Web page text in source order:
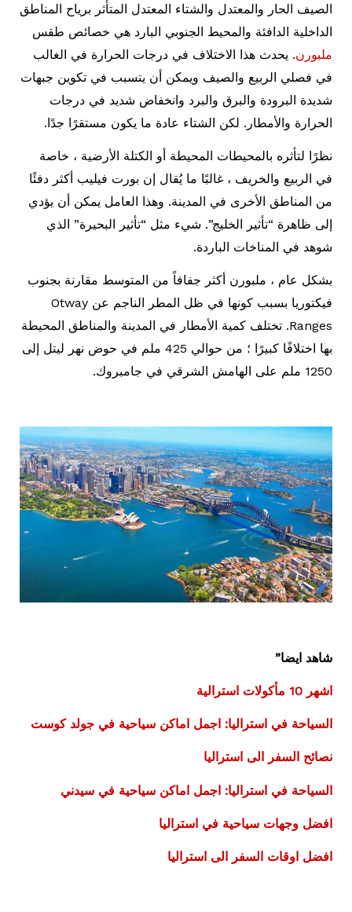
الصيف الحار والمعتدل والشتاء المعتدل المتأثر برياح المناطق
الداخلية الدافئة والمحيط الجنوبي البارد هي خصائص طقس
ملبورن. يحدث هذا الاختلاف في درجات الحرارة في الغالب
في فصلي الربيع والصيف ويمكن أن يتسبب في تكوين جبهات
شديدة البرودة والبرق والبرد وانخفاض شديد في درجات
الحرارة والأمطار. لكن الشتاء عادة ما يكون مستقرًا جدًا.
نظرًا لتأثره بالمحيطات المحيطة أو الكتلة الأرضية ، خاصة
في الربيع والخريف ، غالبًا ما يُقال إن بورت فيليب أكثر دفئًا
من المناطق الأخرى في المدينة. وهذا العامل يمكن أن يؤدي
إلى ظاهرة “تأثير الخليج”. شيء مثل “تأثير البحيرة” الذي
شوهد في المناخات الباردة.
بشكل عام ، ملبورن أكثر جفافاً من المتوسط ​​مقارنة بجنوب
فيكتوريا بسبب كونها في ظل المطر الناجم عن Otway
Ranges. تختلف كمية الأمطار في المدينة والمناطق المحيطة
بها اختلافًا كبيرًا ؛ من حوالي 425 ملم في حوض نهر ليتل إلى
1250 ملم على الهامش الشرقي في جامبروك.
شاهد ايضا”
اشهر 10 مأكولات استرالية
السياحة في استراليا: اجمل اماكن سياحية في جولد كوست
نصائح السفر الى استراليا
السياحة في استراليا: اجمل اماكن سياحية في سيدني
افضل وجهات سياحية في استراليا
افضل اوقات السفر الى استراليا